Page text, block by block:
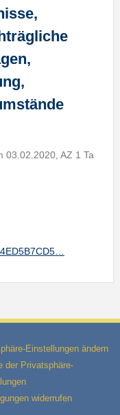
03.02.2020, AZ 1 Ta
Einstellungen ändern
der Privatsphäre-
widerrufen